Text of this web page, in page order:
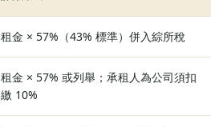
租金 × 57%（43% 標準）併入綜所稅
租金 × 57% 或列舉；承租人為公司須扣
繳 10%